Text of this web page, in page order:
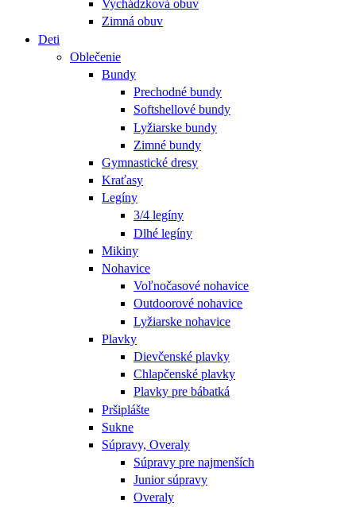
Vychádzková obuv
Zimná obuv
Deti
Oblečenie
Bundy
Prechodné bundy
Softshellové bundy
Lyžiarske bundy
Zimné bundy
Gymnastické dresy
Kraťasy
Legíny
3/4 legíny
Dlhé legíny
Mikiny
Nohavice
Voľnočasové nohavice
Outdoorové nohavice
Lyžiarske nohavice
Plavky
Dievčenské plavky
Chlapčenské plavky
Plavky pre bábatká
Pršiplášte
Sukne
Súpravy, Overaly
Súpravy pre najmenších
Junior súpravy
Overaly